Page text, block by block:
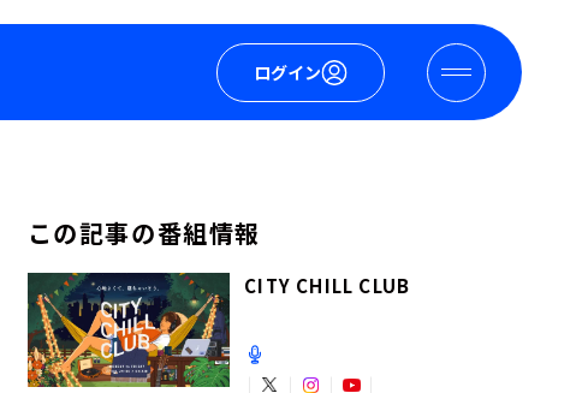
ログイン
この記事の番組情報
CITY CHILL CLUB